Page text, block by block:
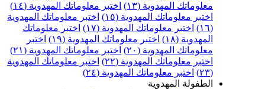
المهدوية (١٣)
اختبر معلوماتك المهدوية (١٤)
معلوماتك المهدوية (١٥)
اختبر معلوماتك المهدوية
اختبر معلوماتك المهدوية (١٧)
اختبر معلوماتك
اختبر معلوماتك المهدوية (١٩)
اختبر
المهدوية (٢٠)
اختبر معلوماتك المهدوية (٢١)
معلوماتك المهدوية (٢٢)
اختبر معلوماتك المهدوية
اختبر معلوماتك المهدوية (٢٤)
المهدوية